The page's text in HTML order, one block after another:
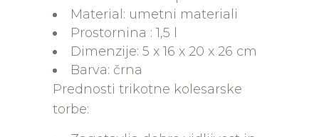
Material: umetni materiali
Prostornina : 1,5 l
Dimenzije: 5 x 16 x 20 x 26 cm
Barva: črna
Prednosti trikotne kolesarske
torbe: